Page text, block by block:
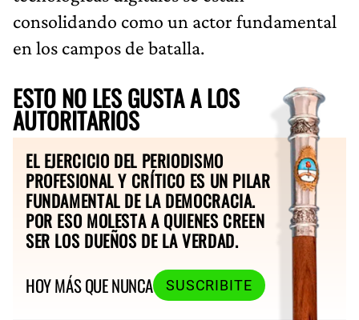
consolidando como un actor fundamental
en los campos de batalla.
ESTO NO LES GUSTA A LOS
AUTORITARIOS
EL EJERCICIO DEL PERIODISMO
PROFESIONAL Y CRÍTICO ES UN PILAR
FUNDAMENTAL DE LA DEMOCRACIA.
POR ESO MOLESTA A QUIENES CREEN
SER LOS DUEÑOS DE LA VERDAD.
HOY MÁS QUE NUNCA
SUSCRIBITE